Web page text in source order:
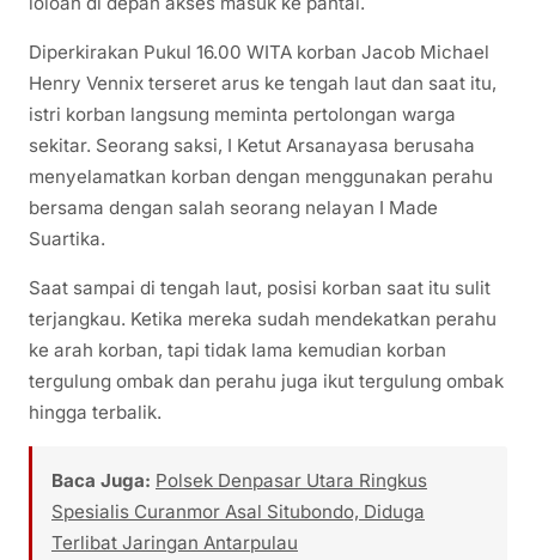
Diperkirakan Pukul 16.00 WITA korban Jacob Michael
Henry Vennix terseret arus ke tengah laut dan saat itu,
istri korban langsung meminta pertolongan warga
sekitar. Seorang saksi, I Ketut Arsanayasa berusaha
menyelamatkan korban dengan menggunakan perahu
bersama dengan salah seorang nelayan I Made
Suartika.
Saat sampai di tengah laut, posisi korban saat itu sulit
terjangkau. Ketika mereka sudah mendekatkan perahu
ke arah korban, tapi tidak lama kemudian korban
tergulung ombak dan perahu juga ikut tergulung ombak
hingga terbalik.
Baca Juga: Polsek Denpasar Utara Ringkus
Spesialis Curanmor Asal Situbondo, Diduga
Terlibat Jaringan Antarpulau